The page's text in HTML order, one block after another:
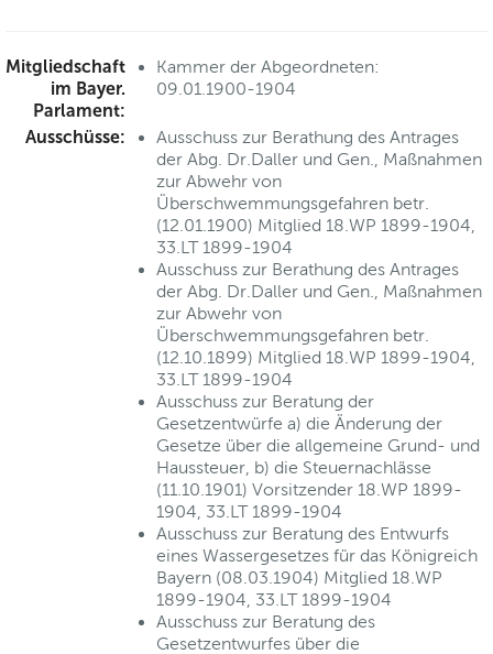
Mitgliedschaft
im Bayer.
Parlament:
Kammer der Abgeordneten:
09.01.1900-1904
Ausschüsse:
Ausschuss zur Berathung des Antrages
der Abg. Dr.Daller und Gen., Maßnahmen
zur Abwehr von
Überschwemmungsgefahren betr.
(12.01.1900) Mitglied 18.WP 1899-1904,
33.LT 1899-1904
Ausschuss zur Berathung des Antrages
der Abg. Dr.Daller und Gen., Maßnahmen
zur Abwehr von
Überschwemmungsgefahren betr.
(12.10.1899) Mitglied 18.WP 1899-1904,
33.LT 1899-1904
Ausschuss zur Beratung der
Gesetzentwürfe a) die Änderung der
Gesetze über die allgemeine Grund- und
Haussteuer, b) die Steuernachlässe
(11.10.1901) Vorsitzender 18.WP 1899-
1904, 33.LT 1899-1904
Ausschuss zur Beratung des Entwurfs
eines Wassergesetzes für das Königreich
Bayern (08.03.1904) Mitglied 18.WP
1899-1904, 33.LT 1899-1904
Ausschuss zur Beratung des
Gesetzentwurfes über die